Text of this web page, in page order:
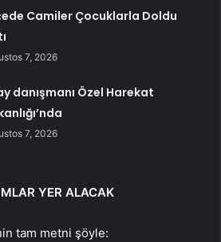
Camiler Çocuklarla Doldu
7, 2026
danışmanı Özel Harekat
7, 2026
YER ALACAK
tam metni şöyle: